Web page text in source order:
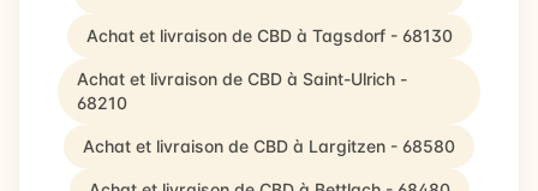
Achat et livraison de CBD à Tagsdorf - 68130
Achat et livraison de CBD à Saint-Ulrich -
68210
Achat et livraison de CBD à Largitzen - 68580